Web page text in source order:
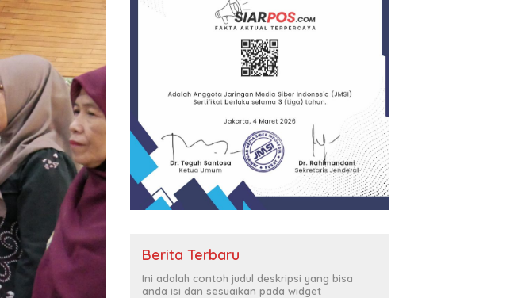
Berita Terbaru
Ini adalah contoh judul deskripsi yang bisa
anda isi dan sesuaikan pada widget